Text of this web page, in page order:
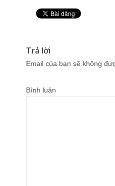
Trả lời
Email của bạn sẽ không
Bình luận